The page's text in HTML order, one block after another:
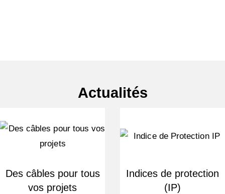
Actualités
Des câbles pour tous
vos projets
Indices de protection
(IP)